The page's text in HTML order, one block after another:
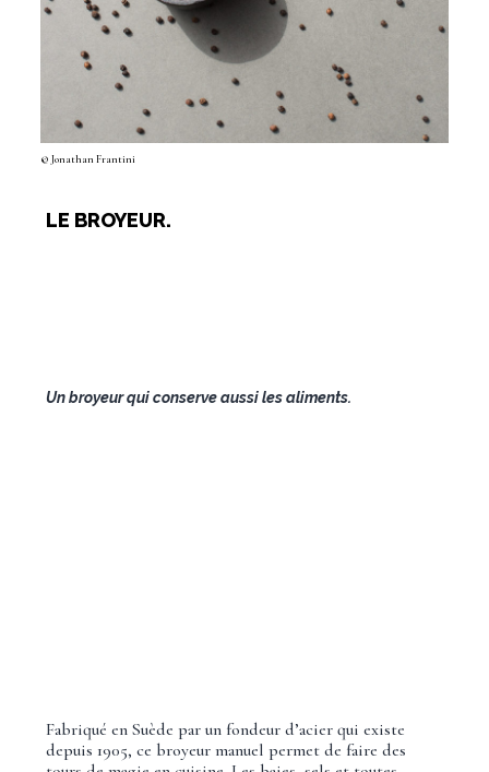
LE BROYEUR.
Un broyeur qui conserve aussi les aliments.
Fabriqué en Suède par un fondeur d’acier qui existe
depuis 1905, ce broyeur manuel permet de faire des
© Jonathan Frantini